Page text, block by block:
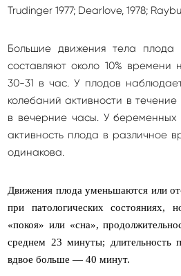
Trudinger 1977; Dearlove, 1978;
Большие движения тела плода
составляют около 10%
30-31 в час. У плодов
колебаний активности в
в вечерние часы. У беременных
активность плода в различное
одинакова.
Движения плода уменьшаются или
при патологических состояниях,
«покоя» или «сна»,
среднем 23 минуты; длительность
вдвое больше — 40 минут.